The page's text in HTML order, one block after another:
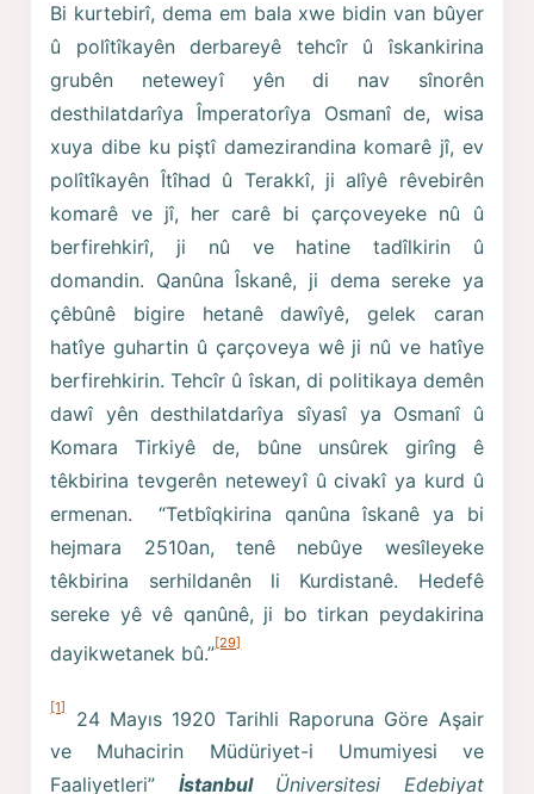
Bi kurtebirî, dema em bala xwe bidin van bûyer
û polîtîkayên derbareyê tehcîr û îskankirina
grubên neteweyî yên di nav sînorên
desthilatdarîya Împeratorîya Osmanî de, wisa
xuya dibe ku piştî damezirandina komarê jî, ev
polîtîkayên Îtîhad û Terakkî, ji alîyê rêvebirên
komarê ve jî, her carê bi çarçoveyeke nû û
berfirehkirî, ji nû ve hatine tadîlkirin û
domandin. Qanûna Îskanê, ji dema sereke ya
çêbûnê bigire hetanê dawîyê, gelek caran
hatîye guhartin û çarçoveya wê ji nû ve hatîye
berfirehkirin. Tehcîr û îskan, di politikaya demên
dawî yên desthilatdarîya sîyasî ya Osmanî û
Komara Tirkiyê de, bûne unsûrek girîng ê
têkbirina tevgerên neteweyî û civakî ya kurd û
ermenan. “Tetbîqkirina qanûna îskanê ya bi
hejmara 2510an, tenê nebûye wesîleyeke
têkbirina serhildanên li Kurdistanê. Hedefê
sereke yê vê qanûnê, ji bo tirkan peydakirina
dayikwetanek bû.”[29]
[1]24 Mayıs 1920 Tarihli Raporuna Göre Aşair
ve Muhacirin Müdüriyet-i Umumiyesi ve
Faaliyetleri” İstanbulÜniversitesi Edebiyat